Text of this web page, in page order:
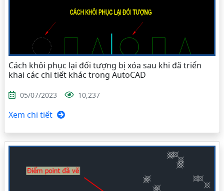
Cách khôi phục lại đối tượng bị xóa sau khi đã triển
khai các chi tiết khác trong AutoCAD
05/07/2023 10,237
Xem chi tiết